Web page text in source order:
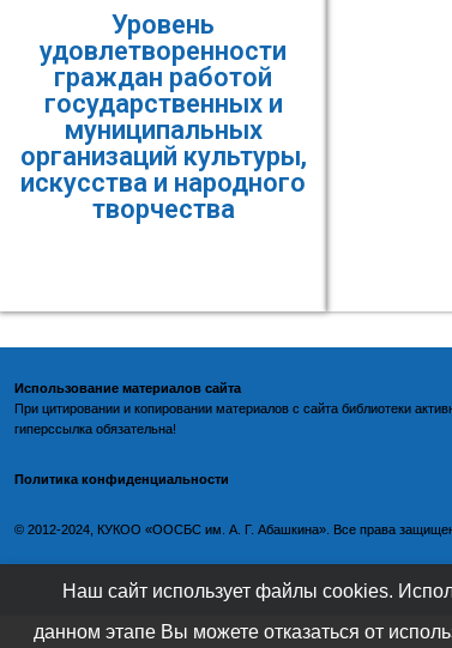
Уровень
удовлетворенности
граждан работой
государственных и
муниципальных
организаций культуры,
искусства и народного
творчества
Использование материалов сайта
При цитировании и копировании материалов с сайта библиотеки
гиперссылка обязательна!
Политика конфиденциальности
©️ 2012-2024, КУКОО «ООСБС им. А. Г. Абашкина». Все права
Наш сайт использует файлы cookies.
данном этапе Вы можете отказаться от